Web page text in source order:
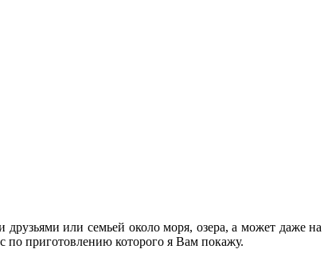
или семьей около моря, озера, а может даже на
по приготовлению которого я Вам покажу.